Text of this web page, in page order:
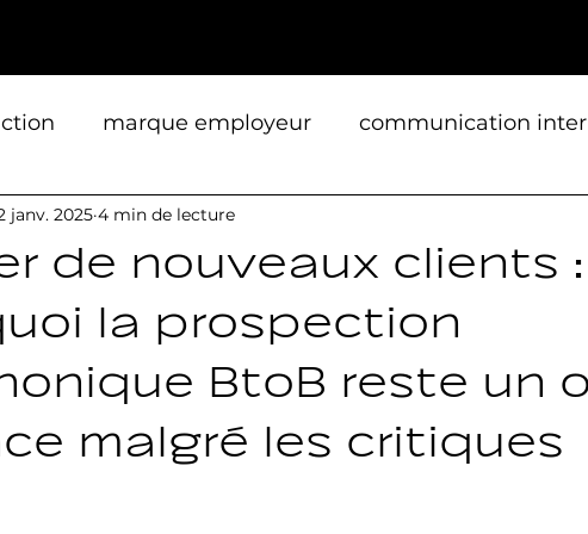
marque employeur communication
campagne print
commercial événementiel
de nouveaux clients :
la prospection
BtoB reste un
malgré les critiques
janv. 2025 4 min de lecture